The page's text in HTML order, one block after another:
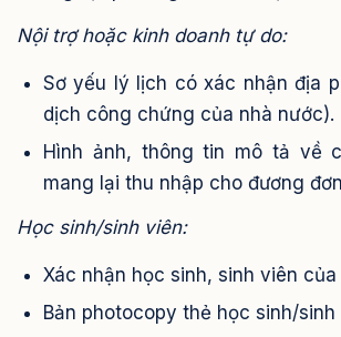
Nội trợ hoặc kinh doanh tự do:
Sơ yếu lý lịch có xác nhận địa
dịch công chứng của nhà nước).
Hình ảnh, thông tin mô tả về
mang lại thu nhập cho đương đơn
Học sinh/sinh viên:
Xác nhận học sinh, sinh viên
Bản photocopy thẻ học sinh/sinh